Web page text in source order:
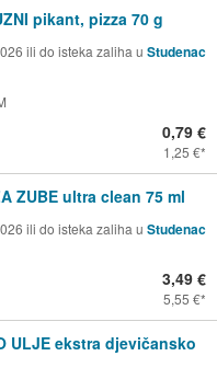
pikant, pizza 70 g
ili do isteka zaliha u Studenac
0,79 €
1,25 €
ZUBE ultra clean 75 ml
ili do isteka zaliha u Studenac
3,49 €
5,55 €
ULJE ekstra djevičansko